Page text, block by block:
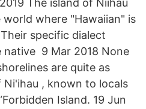
The island of Niihau
where "Hawaiian" is
specific dialect
9 Mar 2018 None
are quite as
, known to locals
Island. 19 Jun